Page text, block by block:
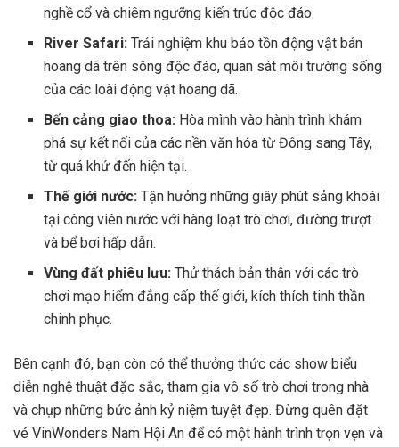
nghề cổ và chiêm ngưỡng kiến trúc độc đáo.
River Safari: Trải nghiệm khu bảo tồn động vật bán
hoang dã trên sông độc đáo, quan sát môi trường sống
của các loài động vật hoang dã.
Bến cảng giao thoa: Hòa mình vào hành trình khám
phá sự kết nối của các nền văn hóa từ Đông sang Tây,
từ quá khứ đến hiện tại.
Thế giới nước: Tận hưởng những giây phút sảng khoái
tại công viên nước với hàng loạt trò chơi, đường trượt
và bể bơi hấp dẫn.
Vùng đất phiêu lưu: Thử thách bản thân với các trò
chơi mạo hiểm đẳng cấp thế giới, kích thích tinh thần
chinh phục.
Bên cạnh đó, bạn còn có thể thưởng thức các show biểu
diễn nghệ thuật đặc sắc, tham gia vô số trò chơi trong nhà
và chụp những bức ảnh kỷ niệm tuyệt đẹp. Đừng quên đặt
vé VinWonders Nam Hội An để có một hành trình trọn vẹn và